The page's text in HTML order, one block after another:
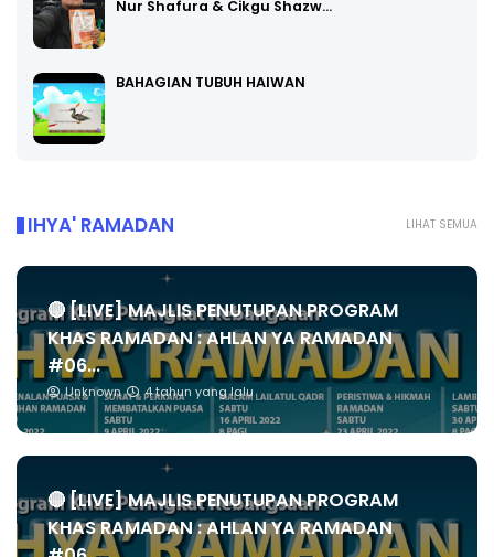
Nur Shafura & Cikgu Shazw…
BAHAGIAN TUBUH HAIWAN
LIHAT SEMUA
IHYA' RAMADAN
🔴 [LIVE] MAJLIS PENUTUPAN PROGRAM
KHAS RAMADAN : AHLAN YA RAMADAN
#06...
Unknown 4 tahun yang lalu
🔴 [LIVE] MAJLIS PENUTUPAN PROGRAM
KHAS RAMADAN : AHLAN YA RAMADAN